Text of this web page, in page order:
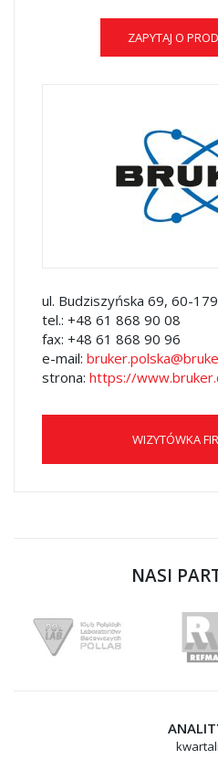
ZAPYTAJ O
ul. Budziszyńska 69, 60-
tel.: +48 61 868 90 08
fax: +48 61 868 90 96
e-mail:
strona: https://
WIZYTÓWKA
NASI